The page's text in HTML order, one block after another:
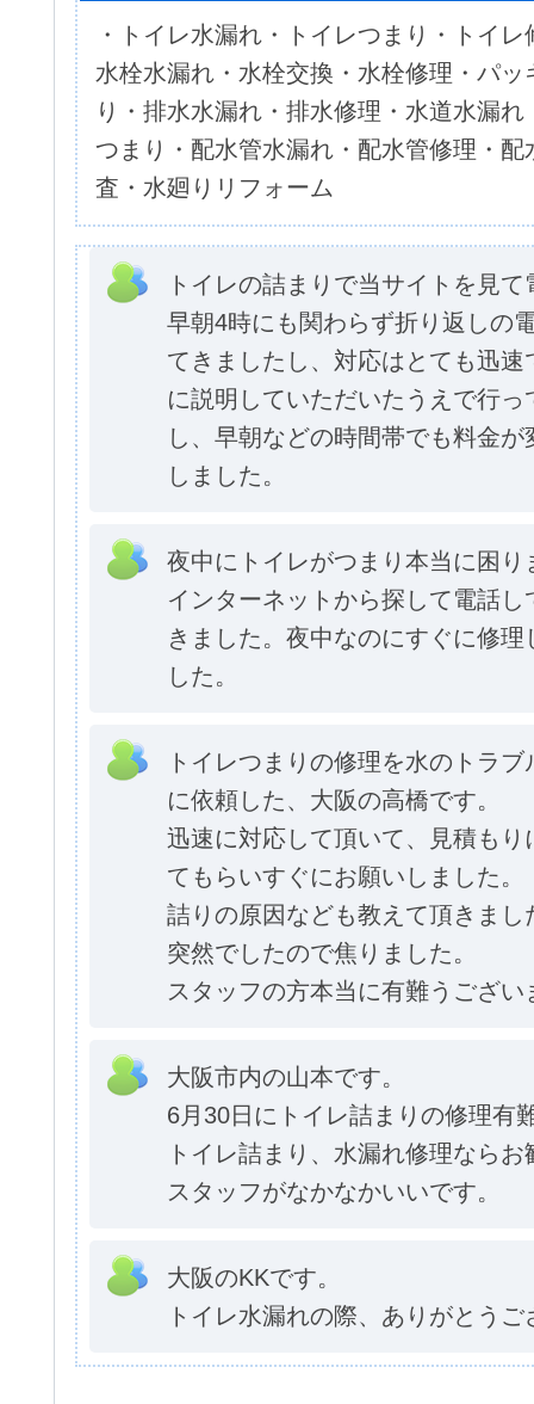
・トイレ水漏れ・トイレつまり・トイ
水栓水漏れ・水栓交換・水栓修理・パ
り・排水水漏れ・排水修理・水道水漏
つまり・配水管水漏れ・配水管修理・配
査・水廻りリフォーム
トイレの詰まりで当サイトを見
早朝4時にも関わらず折り返しの
てきましたし、対応はとても迅
に説明していただいたうえで行
し、早朝などの時間帯でも料金
しました。
夜中にトイレがつまり本当に困り
インターネットから探して電話
きました。夜中なのにすぐに修
した。
トイレつまりの修理を水のトラ
に依頼した、大阪の高橋です。
迅速に対応して頂いて、見積もり
てもらいすぐにお願いしました。
詰りの原因なども教えて頂きまし
突然でしたので焦りました。
スタッフの方本当に有難うござい
大阪市内の山本です。
6月30日にトイレ詰まりの修理有
トイレ詰まり、水漏れ修理なら
スタッフがなかなかいいです。
大阪のKKです。
トイレ水漏れの際、ありがとう